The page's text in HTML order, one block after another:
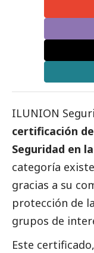
ILUNION
certificación
Seguridad en
categoría
gracias a su
protección de
grupos de
Este